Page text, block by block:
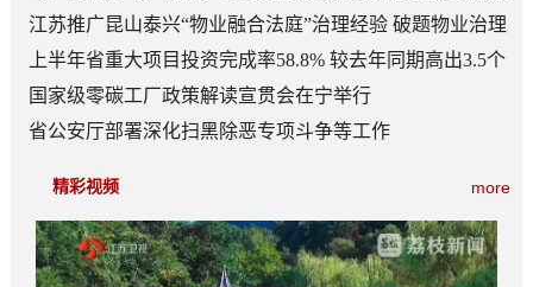
江苏推广昆山泰兴“物业融合法庭”治理经验 破题物业治理
“老大难”
上半年省重大项目投资完成率58.8% 较去年同期高出3.5个
百分点
国家级零碳工厂政策解读宣贯会在宁举行
省公安厅部署深化扫黑除恶专项斗争等工作
more
精彩视频